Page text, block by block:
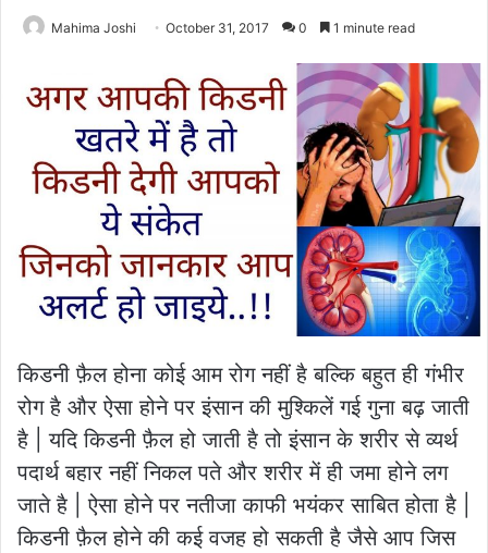
Mahima Joshi October 31, 2017 0 1 minute read
किडनी फ़ैल होना कोई आम रोग नहीं है बल्कि बहुत ही गंभीर
रोग है और ऐसा होने पर इंसान की मुश्किलें गई गुना बढ़ जाती
है | यदि किडनी फ़ैल हो जाती है तो इंसान के शरीर से व्यर्थ
पदार्थ बहार नहीं निकल पते और शरीर में ही जमा होने लग
जाते है | ऐसा होने पर नतीजा काफी भयंकर साबित होता है |
किडनी फ़ैल होने की कई वजह हो सकती है जैसे आप जिस